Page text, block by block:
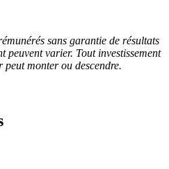
sans garantie de résultats
peuvent varier. Tout investissement
monter ou descendre.